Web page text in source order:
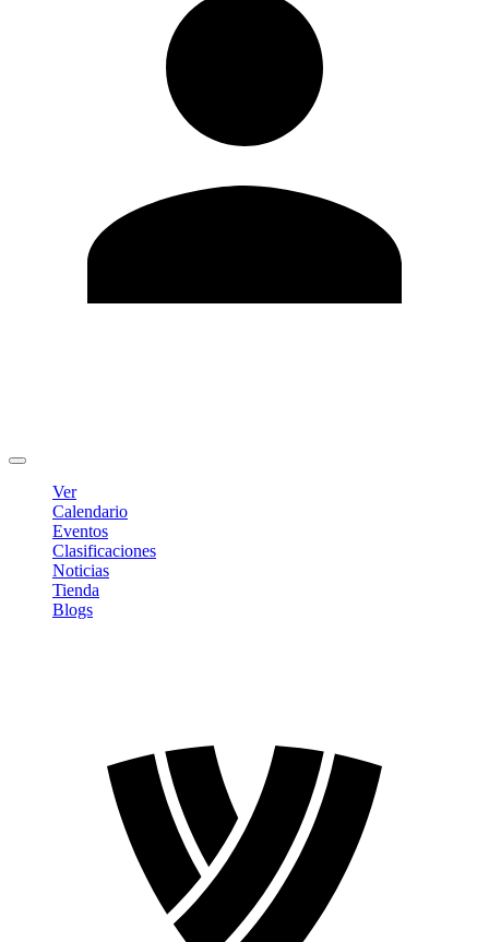
Ver
Calendario
Eventos
Clasificaciones
Noticias
Tienda
Blogs